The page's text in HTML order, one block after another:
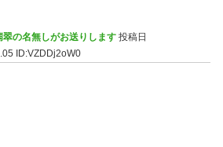
の名無しがお送りします 投稿日
ID:VZDDj2oW0